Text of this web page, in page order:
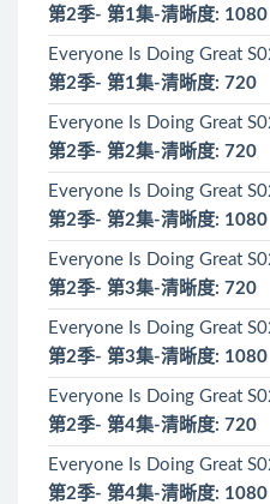
第2季- 第1集-清晰度: 1080
Everyone Is Doing Great
第2季- 第1集-清晰度: 720
Everyone Is Doing Great
第2季- 第2集-清晰度: 720
Everyone Is Doing Great
第2季- 第2集-清晰度: 1080
Everyone Is Doing Great
第2季- 第3集-清晰度: 720
Everyone Is Doing Great
第2季- 第3集-清晰度: 1080
Everyone Is Doing Great
第2季- 第4集-清晰度: 720
Everyone Is Doing Great
第2季- 第4集-清晰度: 1080